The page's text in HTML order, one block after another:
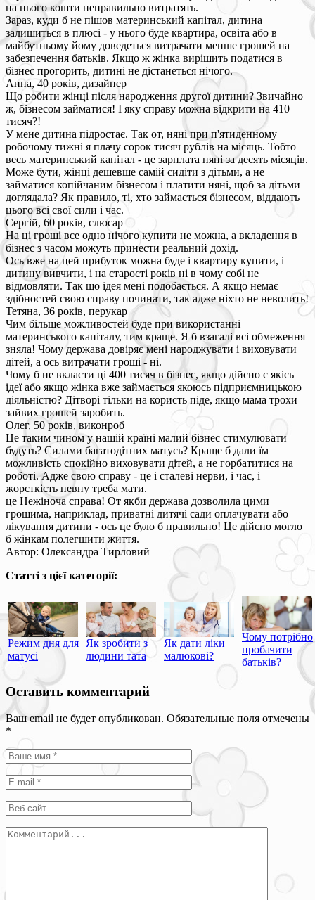
на нього кошти неправильно витратять.
Зараз, куди б не пішов материнський капітал, дитина
залишиться в плюсі - у нього буде квартира, освіта або в
майбутньому йому доведеться витрачати менше грошей на
забезпечення батьків. Якщо ж жінка вирішить податися в
бізнес прогорить, дитині не дістанеться нічого.
Анна, 40 років, дизайнер
Що робити жінці після народження другої дитини? Звичайно
ж, бізнесом займатися! І яку справу можна відкрити на 410
тисяч?!
У мене дитина підростає. Так от, няні при п'ятиденному
робочому тижні я плачу сорок тисяч рублів на місяць. Тобто
весь материнський капітал - це зарплата няні за десять місяців.
Може бути, жінці дешевше самій сидіти з дітьми, а не
займатися копійчаним бізнесом і платити няні, щоб за дітьми
доглядала? Як правило, ті, хто займається бізнесом, віддають
цього всі свої сили і час.
Сергій, 60 років, слюсар
На ці гроші все одно нічого купити не можна, а вкладення в
бізнес з часом можуть принести реальний дохід.
Ось вже на цей прибуток можна буде і квартиру купити, і
дитину вивчити, і на старості років ні в чому собі не
відмовляти. Так що ідея мені подобається. А якщо немає
здібностей свою справу починати, так адже ніхто не неволить!
Тетяна, 36 років, перукар
Чим більше можливостей буде при використанні
материнського капіталу, тим краще. Я б взагалі всі обмеження
зняла! Чому держава довіряє мені народжувати і виховувати
дітей, а ось витрачати гроші - ні.
Чому б не вкласти ці 400 тисяч в бізнес, якщо дійсно є якісь
ідеї або якщо жінка вже займається якоюсь підприємницькою
діяльністю? Дітворі тільки на користь піде, якщо мама трохи
зайвих грошей заробить.
Олег, 50 років, виконроб
Це таким чином у нашій країні малий бізнес стимулювати
будуть? Силами багатодітних матусь? Краще б дали їм
можливість спокійно виховувати дітей, а не горбатитися на
роботі. Адже свою справу - це і сталеві нерви, і час, і
жорсткість певну треба мати.
це Нежіноча справа! От якби держава дозволила цими
грошима, наприклад, приватні дитячі сади оплачувати або
лікування дитини - ось це було б правильно! Це дійсно могло
б жінкам полегшити життя.
Автор: Олександра Тирловий
Статті з цієї категорії:
Режим дня для
матусі
Як зробити з
людини тата
Як дати ліки
малюкові?
Чому потрібно
пробачити
батьків?
Оставить комментарий
Ваш email не будет опубликован. Обязательные поля отмечены
*